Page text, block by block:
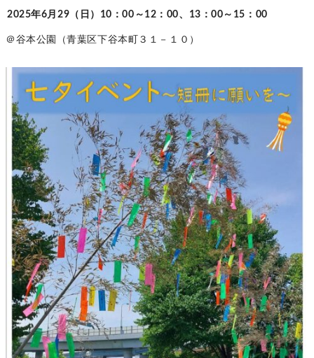
2025年6月29（日）10：00～12：00、13：00～15：00
＠谷本公園（青葉区下谷本町３１－１０）